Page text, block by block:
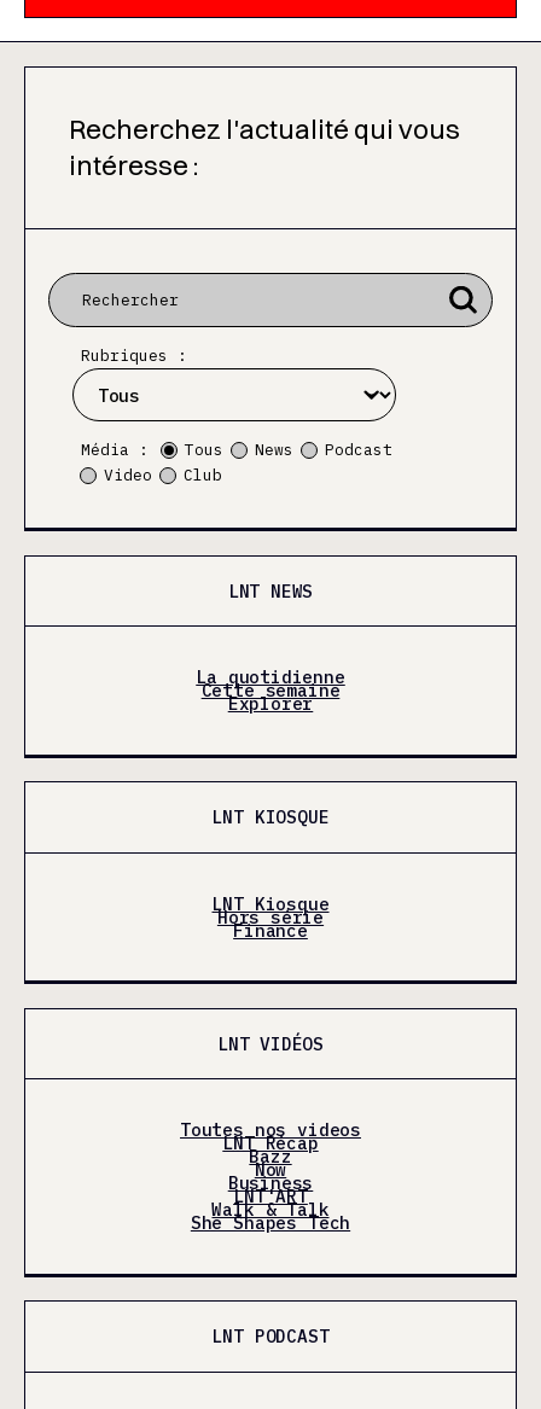
Recherchez l'actualité qui vous
intéresse :
Rubriques :
Média : Tous News
Podcast
Video
Club
LNT NEWS
La quotidienne
Cette semaine
Explorer
LNT KIOSQUE
LNT Kiosque
Hors série
Finance
LNT VIDÉOS
Toutes nos videos
LNT Récap
Bazz
Now
Business
LNT'ART
Walk & Talk
She Shapes Tech
LNT PODCAST